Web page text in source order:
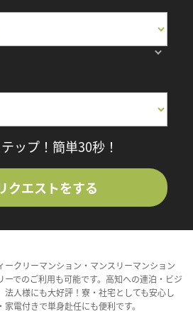
ップ！簡単30秒！
クエストをする
クリーマンション・マンスリーマンション
でのご利用も可能です。高知への連泊・ビジ
法人様にも大好評！寮・社宅としても安心し
電付きで単身赴任にも便利です。